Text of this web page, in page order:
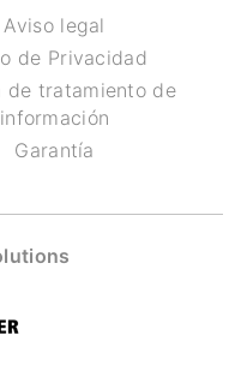
Aviso legal
de Privacidad
de tratamiento de
información
Garantía